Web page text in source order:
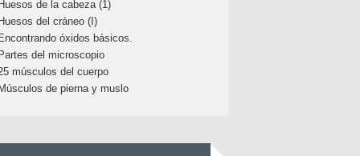
de la cabeza (1)
del cráneo (I)
óxidos básicos.
del microscopio
músculos del cuerpo
de pierna y muslo